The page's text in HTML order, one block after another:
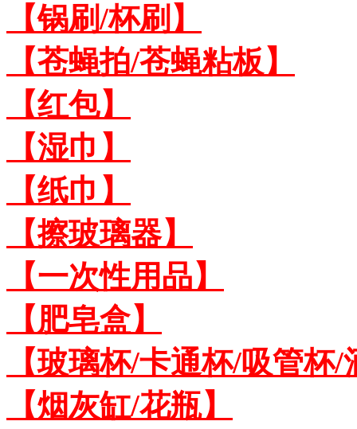
【锅刷/杯刷】
【苍蝇拍/苍蝇粘板】
【红包】
【湿巾】
【纸巾】
【擦玻璃器】
【一次性用品】
【肥皂盒】
【玻璃杯/卡通杯/吸管杯/
【烟灰缸/花瓶】